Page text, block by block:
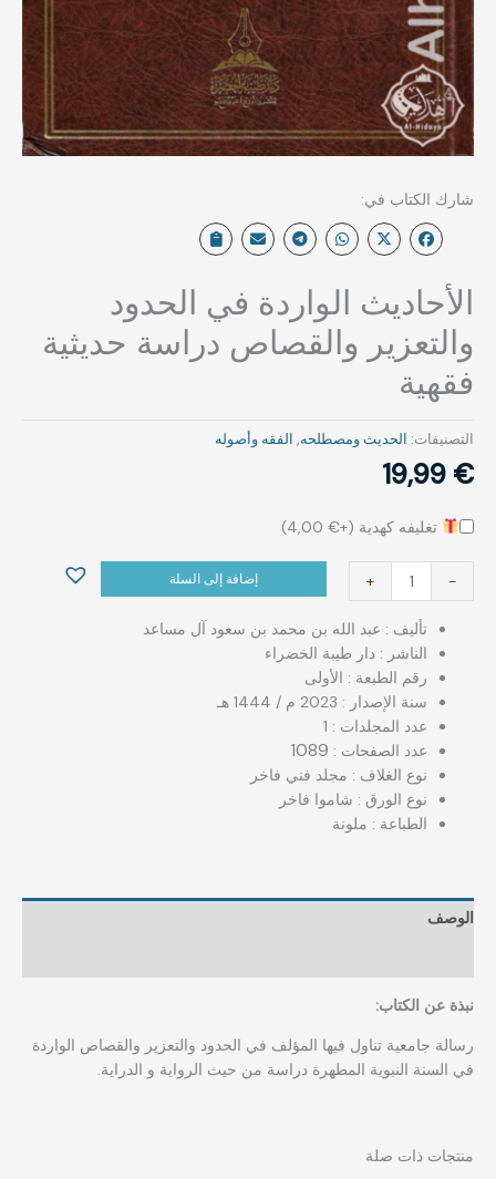
الأحاديث الواردة في الحدود
والتعزير والقصاص دراسة حديثية
فقهية
التصنيفات: الحديث ومصطلحه‎⁨, الفقه وأصوله
19,99 €
تغليفه كهدية (+ 4,00€
)
-
+ إضافة إلى السلة
تأليف : عبد الله بن محمد بن سعود آل مساعد
الناشر : دار طيبة الخضراء
رقم الطبعة : الأولى
سنة الإصدار : 2023 م / 1444 هـ
عدد المجلدات : 1
عدد الصفحات : 1089
نوع الغلاف : مجلد فني فاخر
نوع الورق : شاموا فاخر
الطباعة : ملونة
الوصف
نبذة عن الكتاب:
رسالة جامعية تناول فيها المؤلف في الحدود والتعزير والقصاص الواردة
في السنة النبوية المطهرة دراسة من حيث الرواية و الدراية.
منتجات ذات صلة